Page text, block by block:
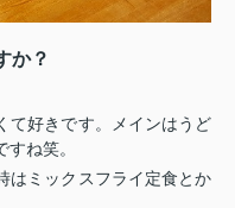
か？
て好きです。メインはうど
ね笑。
はミックスフライ定食とか